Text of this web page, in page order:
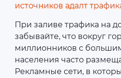
источников адалт
При заливе трафика на
забывайте, что вокруг
миллионников с
населения часто
Рекламные сети, в